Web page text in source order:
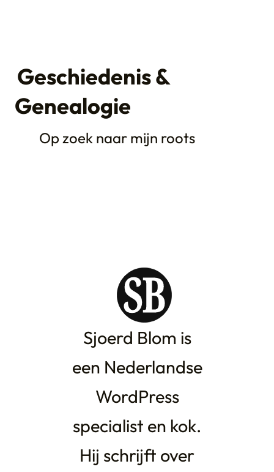
Geschiedenis &
Genealogie
Op zoek naar mijn roots
Sjoerd Blom is
een Nederlandse
WordPress
specialist en kok.
Hij schrijft over